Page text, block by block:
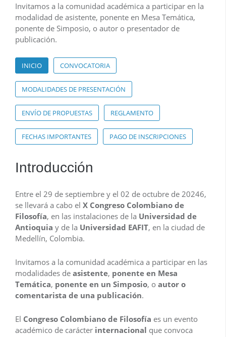
Invitamos a la comunidad académica a participar en la
modalidad de asistente, ponente en Mesa Temática,
ponente de Simposio, o autor o presentador de
publicación.
INICIO CONVOCATORIA
MODALIDADES DE PRESENTACIÓN
ENVÍO DE PROPUESTAS REGLAMENTO
FECHAS IMPORTANTES PAGO DE INSCRIPCIONES
Introducción
Entre el 29 de septiembre y el 02 de octubre de 20246,
se llevará a cabo el X Congreso Colombiano de
Filosofía, en las instalaciones de la Universidad de
Antioquia y de la Universidad EAFIT, en la ciudad de
Medellín, Colombia.
Invitamos a la comunidad académica a participar en las
modalidades de asistente, ponente en Mesa
Temática, ponente en un Simposio, o autor o
comentarista de una publicación.
El Congreso Colombiano de Filosofía es un evento
académico de carácter internacional que convoca